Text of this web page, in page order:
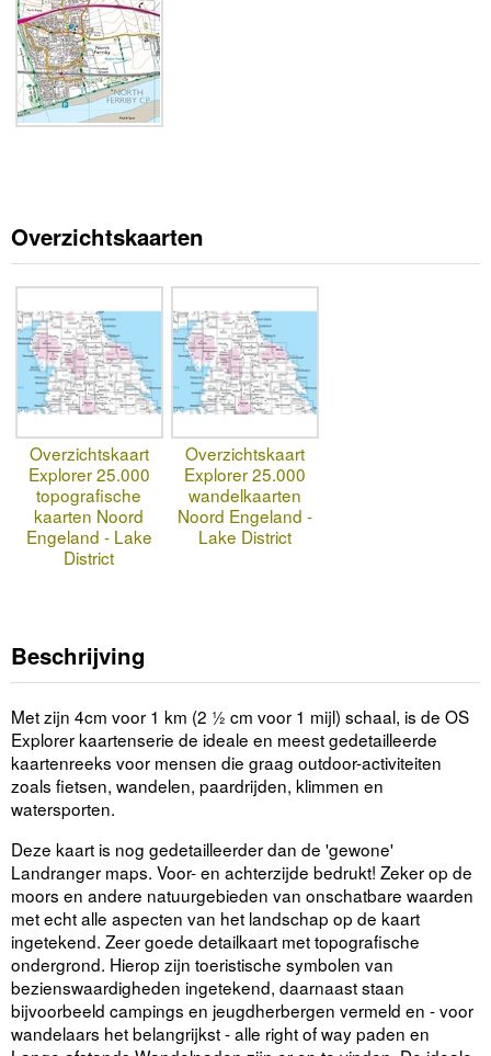
Overzichtskaarten
Overzichtskaart
Explorer 25.000
topografische
kaarten Noord
Engeland - Lake
District
Overzichtskaart
Explorer 25.000
wandelkaarten
Noord Engeland -
Lake District
Beschrijving
Met zijn 4cm voor 1 km (2 ½ cm voor 1 mijl) schaal, is de OS
Explorer kaartenserie de ideale en meest gedetailleerde
kaartenreeks voor mensen die graag outdoor-activiteiten
zoals fietsen, wandelen, paardrijden, klimmen en
watersporten.
Deze kaart is nog gedetailleerder dan de 'gewone'
Landranger maps. Voor- en achterzijde bedrukt! Zeker op de
moors en andere natuurgebieden van onschatbare waarden
met echt alle aspecten van het landschap op de kaart
ingetekend. Zeer goede detailkaart met topografische
ondergrond. Hierop zijn toeristische symbolen van
bezienswaardigheden ingetekend, daarnaast staan
bijvoorbeeld campings en jeugdherbergen vermeld en - voor
wandelaars het belangrijkst - alle right of way paden en